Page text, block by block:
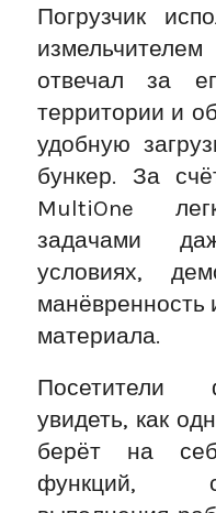
Погрузчик
отвечал за
территории и
удобную
бункер. За
MultiOne
задачами
условиях,
манёвренность
материала.
Посетители
увидеть, как
берёт на
функций,